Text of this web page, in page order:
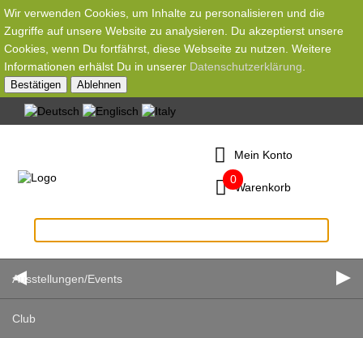
Wir verwenden Cookies, um Inhalte zu personalisieren und die
Zugriffe auf unsere Website zu analysieren. Du akzeptierst unsere
Cookies, wenn Du fortfährst, diese Webseite zu nutzen. Weitere
Informationen erhälst Du in unserer Datenschutzerklärung
Bestätigen Ablehnen
Mein Konto
0
Warenkorb
Ausstellungen/Events
Club